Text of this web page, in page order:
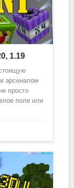
1.19
арсеналом
просто
поле или